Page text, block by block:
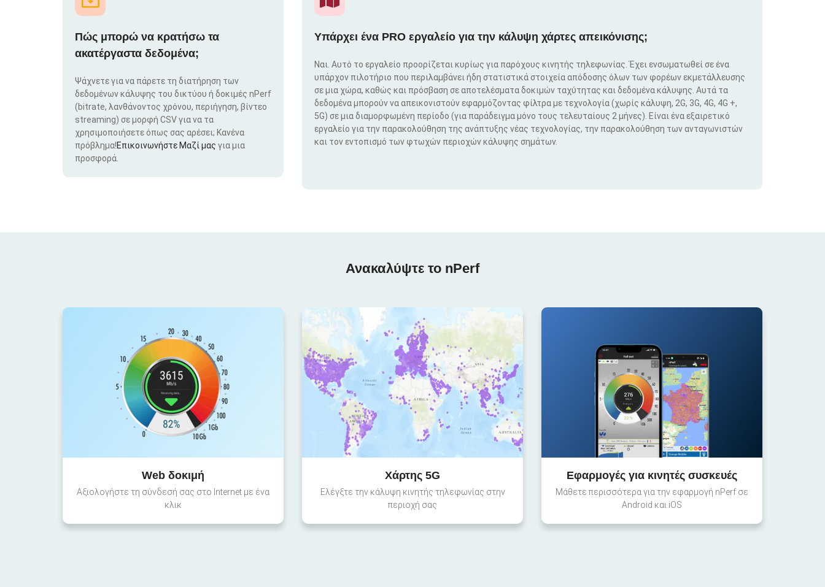
Πώς μπορώ να κρατήσω τα
ακατέργαστα δεδομένα;
Ψάχνετε για να πάρετε τη διατήρηση των
δεδομένων κάλυψης του δικτύου ή δοκιμές nPerf
(bitrate, λανθάνοντος χρόνου, περιήγηση, βίντεο
streaming) σε μορφή CSV για να τα
χρησιμοποιήσετε όπως σας αρέσει; Κανένα
πρόβλημα!Επικοινωνήστε Μαζί μας για μια
προσφορά.
Υπάρχει ένα PRO εργαλείο για την κάλυψη χάρτες απεικόνισης;
Ναι. Αυτό το εργαλείο προορίζεται κυρίως για παρόχους κινητής τηλεφωνίας. Έχει ενσωματωθεί σε ένα
υπάρχον πιλοτήριο που περιλαμβάνει ήδη στατιστικά στοιχεία απόδοσης όλων των φορέων εκμετάλλευσης
σε μια χώρα, καθώς και πρόσβαση σε αποτελέσματα δοκιμών ταχύτητας και δεδομένα κάλυψης. Αυτά τα
δεδομένα μπορούν να απεικονιστούν εφαρμόζοντας φίλτρα με τεχνολογία (χωρίς κάλυψη, 2G, 3G, 4G, 4G +,
5G) σε μια διαμορφωμένη περίοδο (για παράδειγμα μόνο τους τελευταίους 2 μήνες). Είναι ένα εξαιρετικό
εργαλείο για την παρακολούθηση της ανάπτυξης νέας τεχνολογίας, την παρακολούθηση των ανταγωνιστών
και τον εντοπισμό των φτωχών περιοχών κάλυψης σημάτων.
Ανακαλύψτε το nPerf
Web δοκιμή
Αξιολογήστε τη σύνδεσή σας στο Internet με ένα
κλικ
Χάρτης 5G
Ελέγξτε την κάλυψη κινητής τηλεφωνίας στην
περιοχή σας
Εφαρμογές για κινητές συσκευές
Μάθετε περισσότερα για την εφαρμογή nPerf σε
Android και iOS